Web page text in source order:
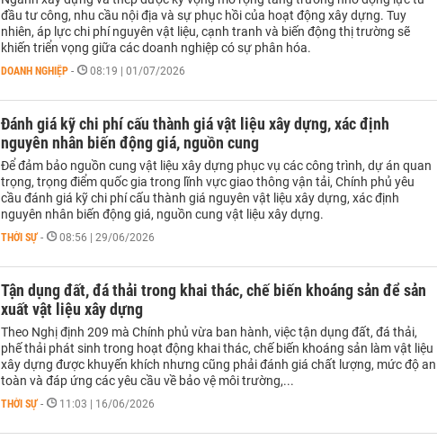
đầu tư công, nhu cầu nội địa và sự phục hồi của hoạt động xây dựng. Tuy
nhiên, áp lực chi phí nguyên vật liệu, cạnh tranh và biến động thị trường sẽ
khiến triển vọng giữa các doanh nghiệp có sự phân hóa.
DOANH NGHIỆP - 08:19 | 01/07/2026
Đánh giá kỹ chi phí cấu thành giá vật liệu xây dựng, xác định
nguyên nhân biến động giá, nguồn cung
Để đảm bảo nguồn cung vật liệu xây dựng phục vụ các công trình, dự án quan
trọng, trọng điểm quốc gia trong lĩnh vực giao thông vận tải, Chính phủ yêu
cầu đánh giá kỹ chi phí cấu thành giá nguyên vật liệu xây dựng, xác định
nguyên nhân biến động giá, nguồn cung vật liệu xây dựng.
THỜI SỰ - 08:56 | 29/06/2026
Tận dụng đất, đá thải trong khai thác, chế biến khoáng sản để sản
xuất vật liệu xây dựng
Theo Nghị định 209 mà Chính phủ vừa ban hành, việc tận dụng đất, đá thải,
phế thải phát sinh trong hoạt động khai thác, chế biến khoáng sản làm vật liệu
xây dựng được khuyến khích nhưng cũng phải đánh giá chất lượng, mức độ an
toàn và đáp ứng các yêu cầu về bảo vệ môi trường,...
THỜI SỰ - 11:03 | 16/06/2026